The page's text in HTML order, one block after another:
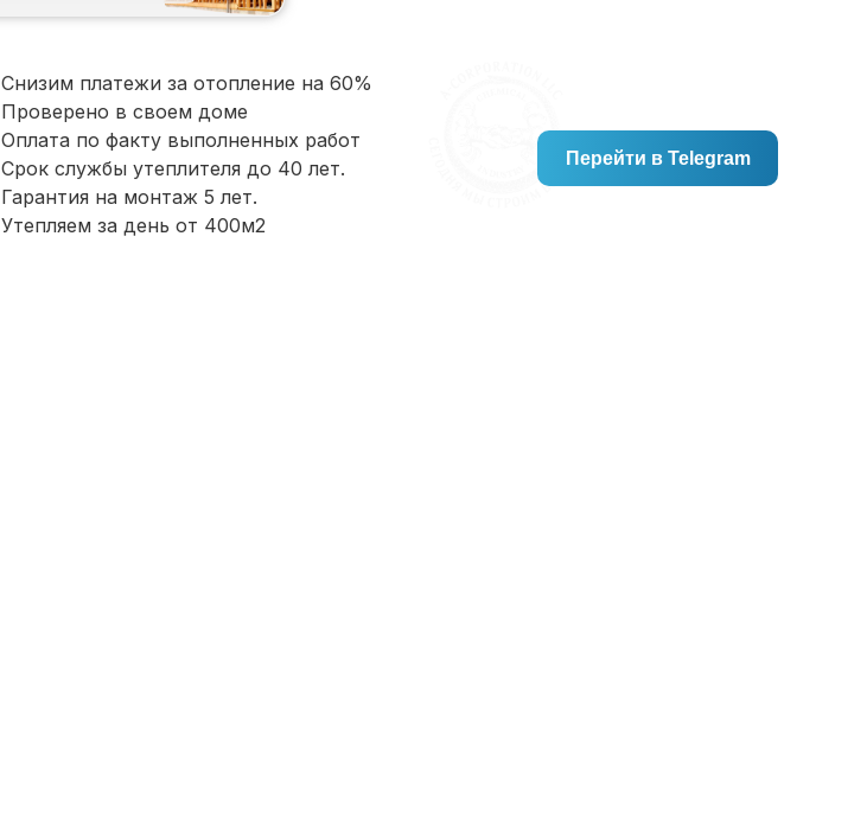
Снизим платежи за отопление на 60%
Проверено в своем доме
Оплата по факту выполненных работ
Срок службы утеплителя до 40 лет.
Гарантия на монтаж 5 лет.
Утепляем за день от 400м2
Перейти в Telegram